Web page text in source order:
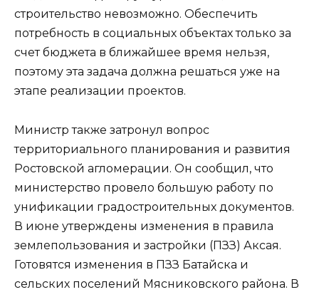
строительство невозможно. Обеспечить
потребность в социальных объектах только за
счет бюджета в ближайшее время нельзя,
поэтому эта задача должна решаться уже на
этапе реализации проектов.
Министр также затронул вопрос
территориального планирования и развития
Ростовской агломерации. Он сообщил, что
министерство провело большую работу по
унификации градостроительных документов.
В июне утверждены изменения в правила
землепользования и застройки (ПЗЗ) Аксая.
Готовятся изменения в ПЗЗ Батайска и
сельских поселений Мясниковского района. В